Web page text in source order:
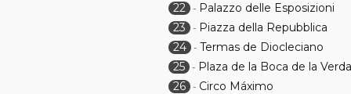
22 - Palazzo delle Esposizioni
23
- Piazza della Repubblica
24 - Termas de Diocleciano
25 - Plaza de la Boca de la
26 - Circo Máximo